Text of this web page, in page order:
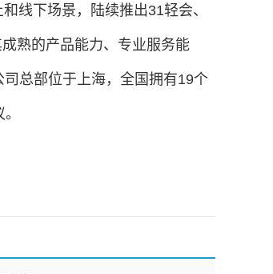
线下场景，陆续推出31轻会、
熟的产品能力、专业服务能
总部位于上海，全国拥有19个